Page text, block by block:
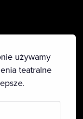
używamy
teatralne